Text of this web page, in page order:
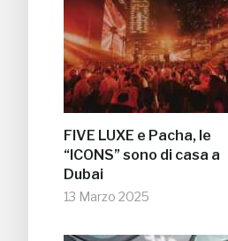
FIVE LUXE e Pacha, le
“ICONS” sono di casa a
Dubai
13 Marzo 2025